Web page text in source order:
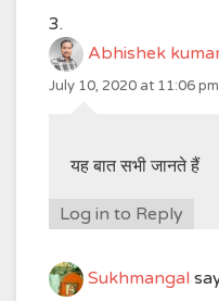
Abhishek
July 10, 2020 at 11:06 pm
यह बात सभी जानते हैं
Log in to Reply
Sukhmangal